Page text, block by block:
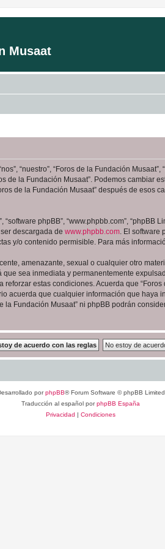
Musaat
“nuestro”, “Foros de la Fundación
de la Fundación Musaat”. Podemos cambiar
de la Fundación Musaat” después de esos
phpBB”, “www.phpbb.com”, “phpBB
descargada de www.phpbb.com. El software
y/o contenido permisible. Para más
amenazante, sexual o cualquier otro
sea inmediata y permanentemente
estas condiciones. Acuerda que
acuerda que cualquier información que
Fundación Musaat” ni phpBB podrán
porphpBB® Forum Software © phpBB Limited
Traducción al español porphpBB España
Privacidad | Condiciones